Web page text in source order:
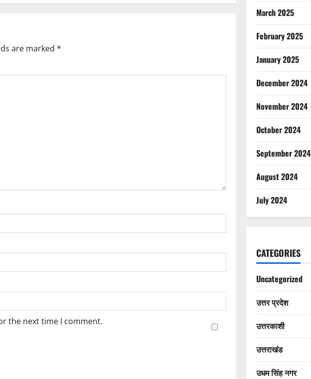
are marked *
the next time I comment.
March 2025
February 2025
January 2025
December 2024
November 2024
October 2024
September 2024
August 2024
July 2024
CATEGORIES
Uncategorized
उत्तर प्रदेश
उत्तरकाशी
उत्तराखंड
उधम सिंह नगर